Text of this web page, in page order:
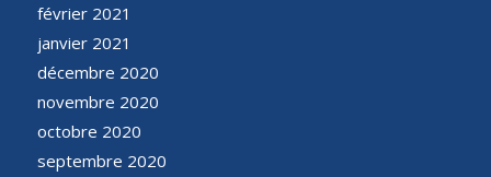
février 2021
janvier 2021
décembre 2020
novembre 2020
octobre 2020
septembre 2020